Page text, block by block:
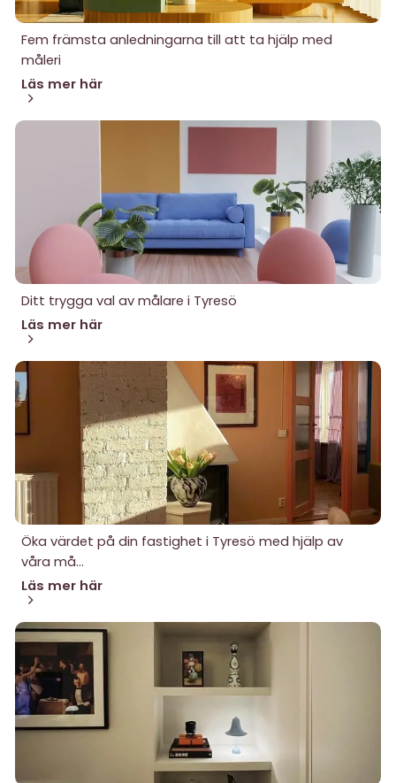
Fem främsta anledningarna till att ta hjälp med
måleri
Läs mer här
Ditt trygga val av målare i Tyresö
Läs mer här
Öka värdet på din fastighet i Tyresö med hjälp av
våra må...
Läs mer här